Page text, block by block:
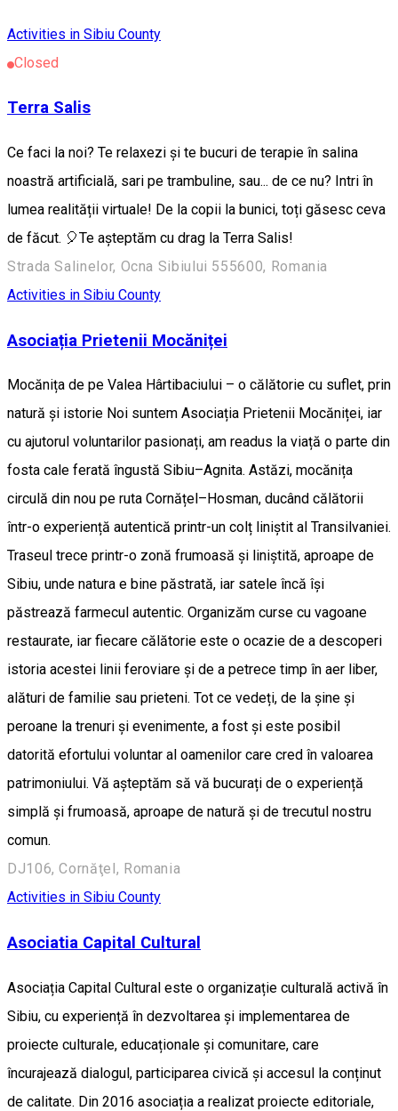
Activities in Sibiu County
Closed
Terra Salis
Ce faci la noi? Te relaxezi și te bucuri de terapie în salina
noastră artificială, sari pe trambuline, sau... de ce nu? Intri în
lumea realității virtuale! De la copii la bunici, toți găsesc ceva
de făcut. 🎈Te așteptăm cu drag la Terra Salis!
Strada Salinelor, Ocna Sibiului 555600, Romania
Activities in Sibiu County
Asociația Prietenii Mocăniței
Mocănița de pe Valea Hârtibaciului – o călătorie cu suflet, prin
natură și istorie Noi suntem Asociația Prietenii Mocăniței, iar
cu ajutorul voluntarilor pasionați, am readus la viață o parte din
fosta cale ferată îngustă Sibiu–Agnita. Astăzi, mocănița
circulă din nou pe ruta Cornățel–Hosman, ducând călătorii
într-o experiență autentică printr-un colț liniștit al Transilvaniei.
Traseul trece printr-o zonă frumoasă și liniștită, aproape de
Sibiu, unde natura e bine păstrată, iar satele încă își
păstrează farmecul autentic. Organizăm curse cu vagoane
restaurate, iar fiecare călătorie este o ocazie de a descoperi
istoria acestei linii feroviare și de a petrece timp în aer liber,
alături de familie sau prieteni. Tot ce vedeți, de la șine și
peroane la trenuri și evenimente, a fost și este posibil
datorită efortului voluntar al oamenilor care cred în valoarea
patrimoniului. Vă așteptăm să vă bucurați de o experiență
simplă și frumoasă, aproape de natură și de trecutul nostru
comun.
DJ106, Cornăţel, Romania
Activities in Sibiu County
Asociatia Capital Cultural
Asociația Capital Cultural este o organizație culturală activă în
Sibiu, cu experiență în dezvoltarea și implementarea de
proiecte culturale, educaționale și comunitare, care
încurajează dialogul, participarea civică și accesul la conținut
de calitate. Din 2016 asociația a realizat proiecte editoriale,